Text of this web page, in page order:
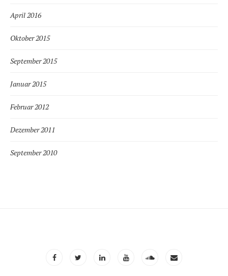
April 2016
Oktober 2015
September 2015
Januar 2015
Februar 2012
Dezember 2011
September 2010